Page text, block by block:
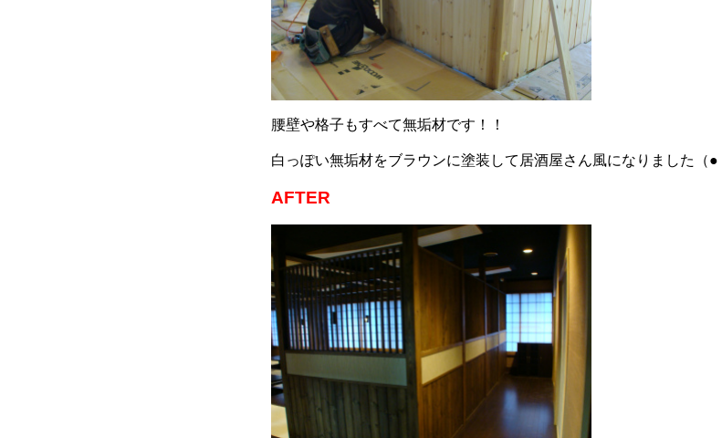
腰壁や格子もすべて無垢材です！！
白っぽい無垢材をブラウンに塗装して居酒屋さん風になりました（
AFTER